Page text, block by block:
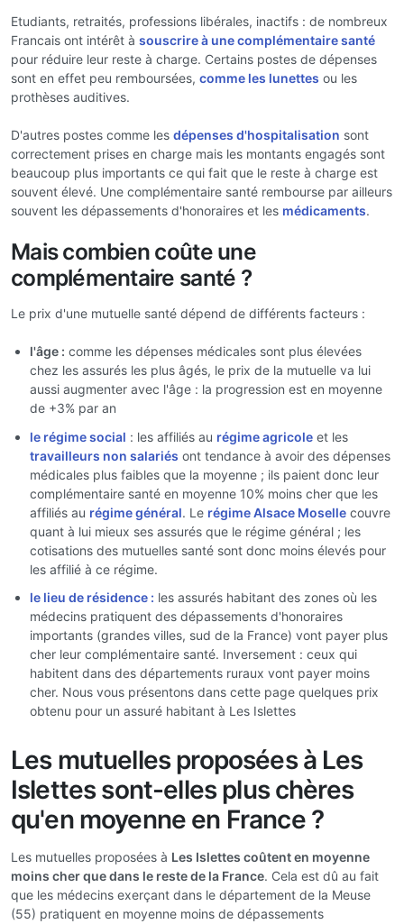
Etudiants, retraités, professions libérales, inactifs : de nombreux
Francais ont intérêt à souscrire à une complémentaire santé
pour réduire leur reste à charge. Certains postes de dépenses
sont en effet peu remboursées, comme les lunettes ou les
prothèses auditives.
D'autres postes comme les dépenses d'hospitalisation sont
correctement prises en charge mais les montants engagés sont
beaucoup plus importants ce qui fait que le reste à charge est
souvent élevé. Une complémentaire santé rembourse par ailleurs
souvent les dépassements d'honoraires et les médicaments.
Mais combien coûte une
complémentaire santé ?
Le prix d'une mutuelle santé dépend de différents facteurs :
l'âge : comme les dépenses médicales sont plus élevées
chez les assurés les plus âgés, le prix de la mutuelle va lui
aussi augmenter avec l'âge : la progression est en moyenne
de +3% par an
le régime social : les affiliés au régime agricole et les
travailleurs non salariés ont tendance à avoir des dépenses
médicales plus faibles que la moyenne ; ils paient donc leur
complémentaire santé en moyenne 10% moins cher que les
affiliés au régime général. Le régime Alsace Moselle couvre
quant à lui mieux ses assurés que le régime général ; les
cotisations des mutuelles santé sont donc moins élevés pour
les affilié à ce régime.
le lieu de résidence : les assurés habitant des zones où les
médecins pratiquent des dépassements d'honoraires
importants (grandes villes, sud de la France) vont payer plus
cher leur complémentaire santé. Inversement : ceux qui
habitent dans des départements ruraux vont payer moins
cher. Nous vous présentons dans cette page quelques prix
obtenu pour un assuré habitant à Les Islettes
Les mutuelles proposées à Les
Islettes sont-elles plus chères
qu'en moyenne en France ?
Les mutuelles proposées à Les Islettes coûtent en moyenne
moins cher que dans le reste de la France. Cela est dû au fait
que les médecins exerçant dans le département de la Meuse
(55) pratiquent en moyenne moins de dépassements